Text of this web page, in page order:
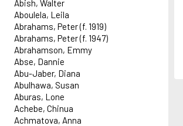
Abish, Walter
Aboulela, Leila
Abrahams, Peter (f. 1919)
Abrahams, Peter (f. 1947)
Abrahamson, Emmy
Abse, Dannie
Abu-Jaber, Diana
Abulhawa, Susan
Aburas, Lone
Achebe, Chinua
Achmatova, Anna